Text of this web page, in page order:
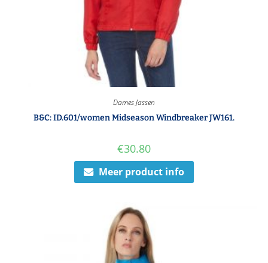
Dames Jassen
B&C: ID.601/women Midseason Windbreaker JW161.
€30.80
Meer product info